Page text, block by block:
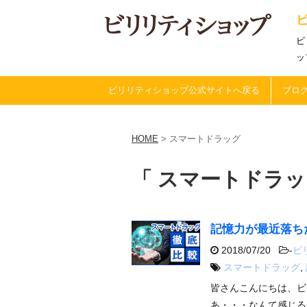
ビリリティショップ公式サイトへ戻る ブロ
HOME > スマートドラッグ
「 スマートドラ
記憶力が最近落ち
2018/07/20 -ビ
スマートドラッグ
皆さんこんにちは、